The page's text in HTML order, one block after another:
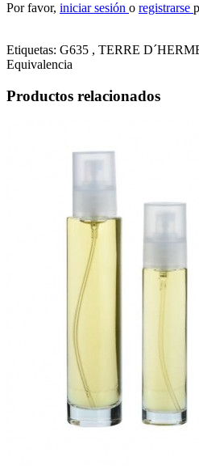
Por favor, iniciar sesión o registrarse
Etiquetas: G635 , TERRE
Equivalencia
Productos relacionados